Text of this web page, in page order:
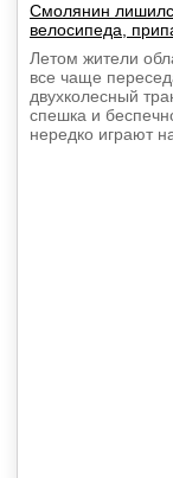
Смолянин
велосипеда,
Летом жители
все чаще
двухколесный
спешка и
нередко играют